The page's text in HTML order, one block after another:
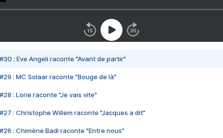
#30 : Eve Angeli raconte "Avant de partir"
#29 : MC Solaar raconte "Bouge de là"
#28 : Lorie raconte "Je vais vite"
#27 : Christophe Willem raconte "Jacques a dit"
#26 : Chimène Badi raconte "Entre nous"